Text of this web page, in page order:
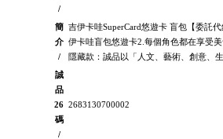
/
簡
介
/
吉伊卡哇SuperCard悠遊卡 盲包【委託
伊卡哇盲包悠遊卡2.每個角色都在享受
隱藏款：誠品以「人文、藝術、創意、
誠
品
26
碼
/
2683130700002